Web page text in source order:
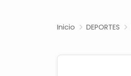
Inicio DEPORTES